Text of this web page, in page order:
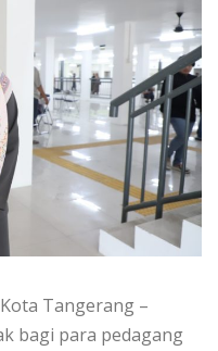
Tangerang –
bagi para pedagang